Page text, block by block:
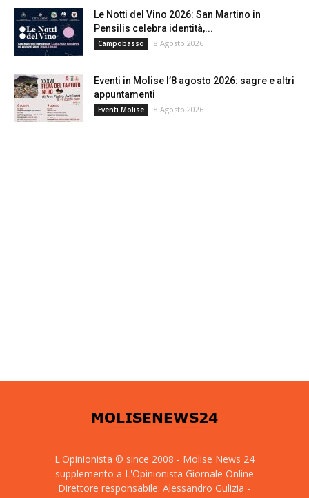
Le Notti del Vino 2026: San Martino in
Pensilis celebra identità,...
Campobasso 8 Agosto 2026
Eventi in Molise l’8 agosto 2026: sagre e altri
appuntamenti
Eventi Molise 8 Agosto 2026
L'Opinionista © since 2008 - Molise News 24
supplemento a L'Opinionista Giornale Online
Direttore responsabile: Alessandro Gulizia -